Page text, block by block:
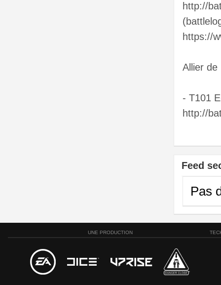
http://
https://
Allier de
- T101
http://
Feed
Pas
UNE PRODUCTION